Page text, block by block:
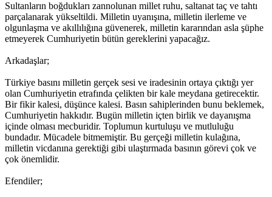
Sultanların boğdukları zannolunan millet ruhu, saltanat taç ve tahtı
parçalanarak yükseltildi. Milletin uyanışına, milletin ilerleme ve
olgunlaşma ve akıllılığına güvenerek, milletin kararından asla şüphe
etmeyerek Cumhuriyetin bütün gereklerini yapacağız.
Arkadaşlar;
Türkiye basını milletin gerçek sesi ve iradesinin ortaya çıktığı yer
olan Cumhuriyetin etrafında çelikten bir kale meydana getirecektir.
Bir fikir kalesi, düşünce kalesi. Basın sahiplerinden bunu beklemek,
Cumhuriyetin hakkıdır. Bugün milletin içten birlik ve dayanışma
içinde olması mecburidir. Toplumun kurtuluşu ve mutluluğu
bundadır. Mücadele bitmemiştir. Bu gerçeği milletin kulağına,
milletin vicdanına gerektiği gibi ulaştırmada basının görevi çok ve
çok önemlidir.
Efendiler;